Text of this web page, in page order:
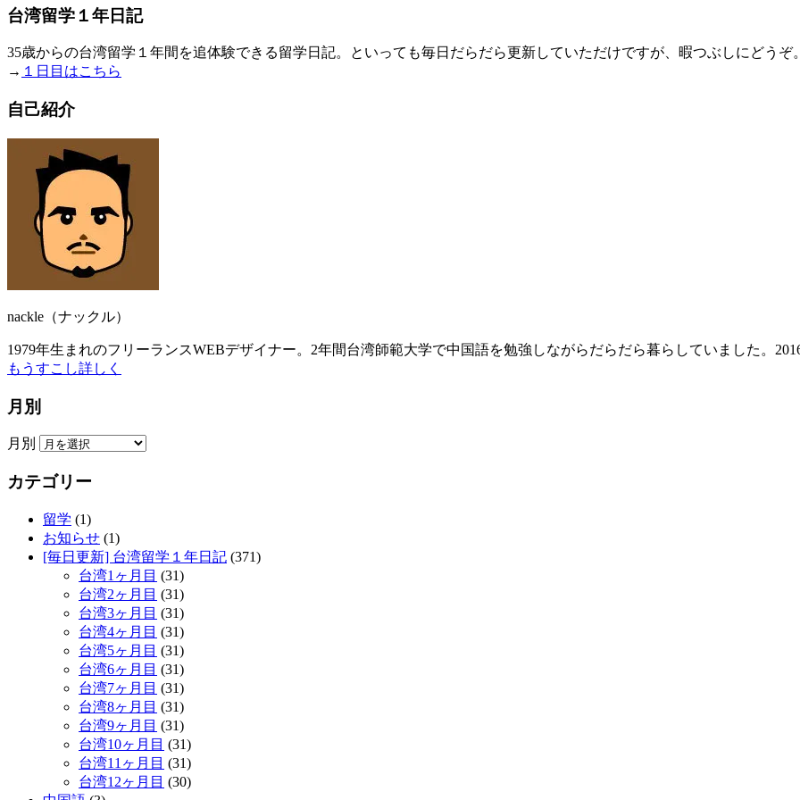
台湾留学１年日記
35歳からの台湾留学１年間を追体験できる留学日記。といっても毎日だらだら更新していただけですが、暇つぶしにどうぞ。
→ １日目はこちら
自己紹介
nackle（ナックル）
1979年生まれのフリーランスWEBデザイナー。2年間台湾師範大学で中国語を勉強しながらだらだら暮らしていました。
もうすこし詳しく
月別
月別
カテゴリー
留学 (1)
お知らせ (1)
[毎日更新] 台湾留学１年日記 (371)
台湾1ヶ月目 (31)
台湾2ヶ月目 (31)
台湾3ヶ月目 (31)
台湾4ヶ月目 (31)
台湾5ヶ月目 (31)
台湾6ヶ月目 (31)
台湾7ヶ月目 (31)
台湾8ヶ月目 (31)
台湾9ヶ月目 (31)
台湾10ヶ月目 (31)
台湾11ヶ月目 (31)
台湾12ヶ月目 (30)